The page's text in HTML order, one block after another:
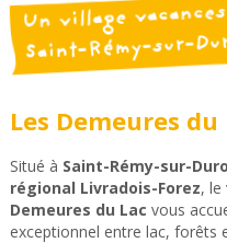
Un village
Saint-Rémy-sur-
Les Demeures
Situé à Saint-Rémy-sur-
régional Livradois-Forez, le
Demeures du Lac vous
exceptionnel entre lac, forêts